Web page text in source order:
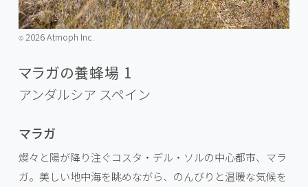
©️2026 Atmoph Inc.
マラガの養蜂場 1
アンダルシア スペイン
マラガ
燦々と陽が降り注ぐコスタ・デル・ソルの中心都市、マラ
ガ。美しい地中海を眺めながら、のんびりと温暖な気候を